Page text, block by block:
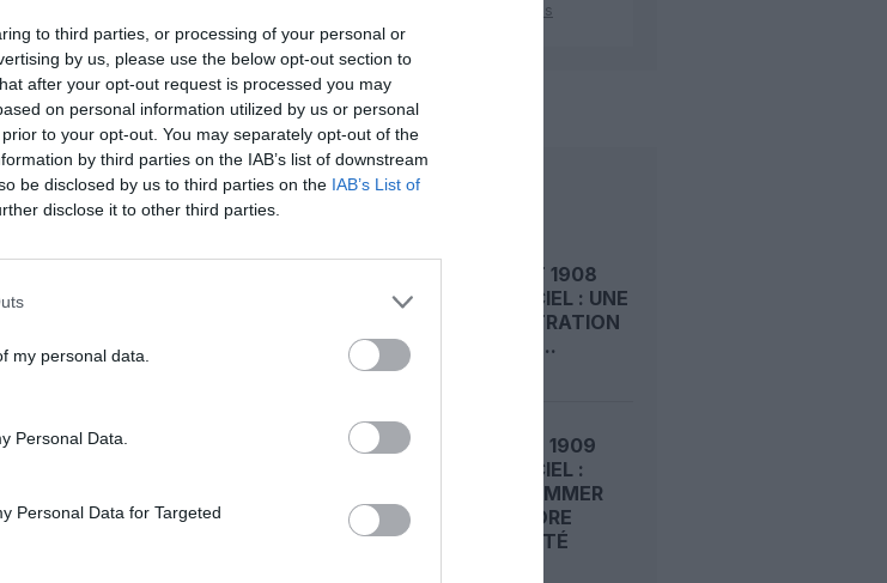
to third parties, or processing of your personal or
by us, please use the below opt-out section to
after your opt-out request is processed you may
on personal information utilized by us or personal
to your opt-out. You may separately opt-out of the
by third parties on the IAB’s list of downstream
be disclosed by us to third parties on the IAB’s List of
disclose it to other third parties.
my personal data.
Personal Data.
Personal Data for Targeted
PinterestLinkedInEmail Print
attribué à China Southern Airlines
histoire de l'aviation
LIRE AUSSI
LE 8 AOÛT 1908
DANS LE CIEL : UNE
DÉMONSTRATION
PUBLIQUE...
LE 7 AOÛT 1909
DANS LE CIEL :
ROGER SOMMER
FAIT ENCORE
L’ACTUALITÉ